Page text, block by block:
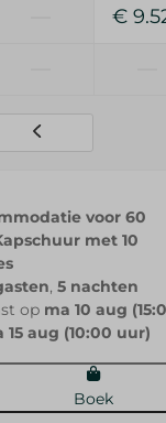
€
voor 60
met 10
, 5 nachten
op ma 10 aug
15 aug (10:00 uur)
Boek